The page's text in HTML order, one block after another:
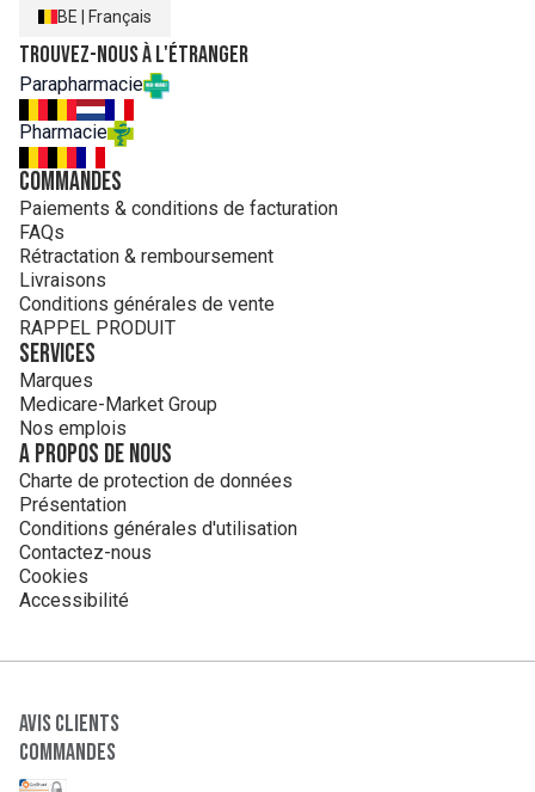
BE Français
Trouvez-nous à l'étranger
Parapharmacie
Pharmacie
Commandes
Paiements & conditions de facturation
FAQs
Rétractation & remboursement
Livraisons
Conditions générales de vente
RAPPEL PRODUIT
Services
Marques
Medicare-Market Group
Nos emplois
A propos de nous
Charte de protection de données
Présentation
Conditions générales d'utilisation
Contactez-nous
Cookies
Accessibilité
Avis clients
Commandes